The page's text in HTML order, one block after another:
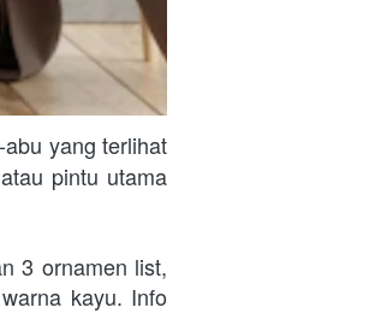
yang terlihat
pintu utama
3 ornamen list,
kayu. Info